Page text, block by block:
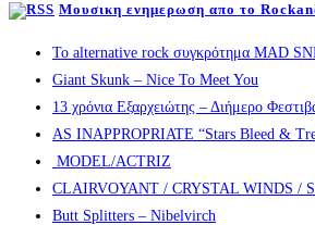
Μουσικη ενημερωση απο το
Το alternative rock συγκρότημα MAD
Giant Skunk – Nice To Meet You
13 χρόνια Εξαρχειώτης – Διήμερο
AS INAPPROPRIATE “Stars Bleed &
MODEL/ACTRIZ
CLAIRVOYANT / CRYSTAL WINDS /
Butt Splitters – Nibelvirch